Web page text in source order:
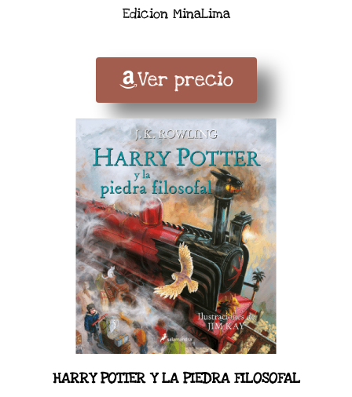
Edicion MinaLima
Ver precio
HARRY POTTER Y LA PIEDRA FILOSOFAL